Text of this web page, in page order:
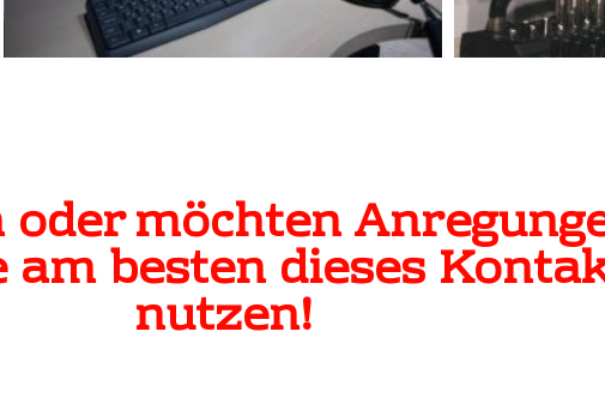
möchten
am besten dieses
nutzen!